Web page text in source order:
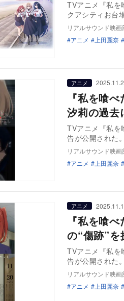
TVアニメ『私を
クアシティお台
リアルサウンド映画
アニメ
上田麗奈
アニメ
『私を喰
汐莉の過去
TVアニメ『私を
告が公開され
リアルサウンド映画
アニメ
上田麗奈
アニメ
『私を喰
の“傷跡”を
TVアニメ『私を
告が公開され
リアルサウンド映画
アニメ
上田麗奈